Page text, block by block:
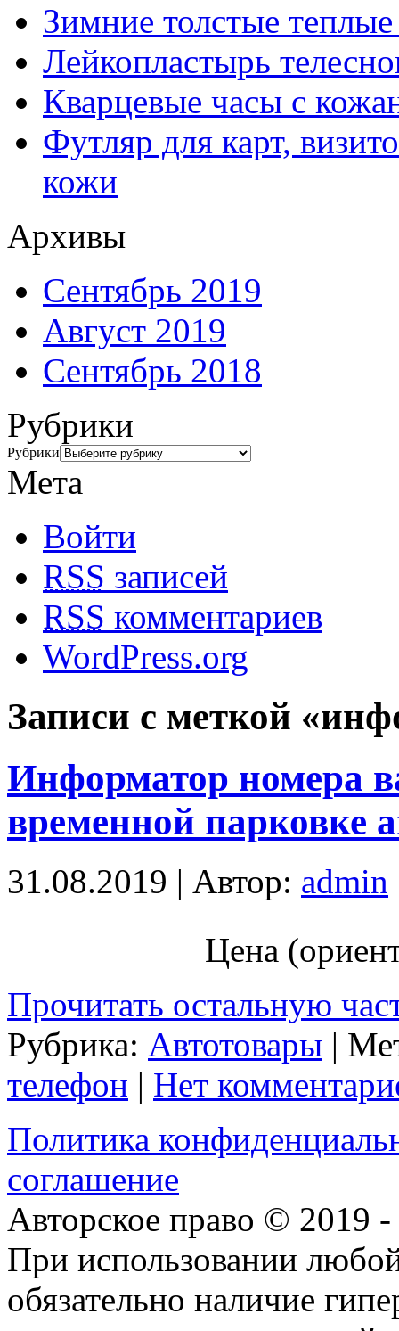
Зимние толстые
Лейкопластырь
Кварцевые часы с
Футляр для карт,
кожи
Архивы
Сентябрь 2019
Август 2019
Сентябрь 2018
Рубрики
Рубрики
Мета
Войти
RSS записей
RSS комментариев
WordPress.org
Записи с меткой
Информатор номера
временной парковке
31.08.2019 | Автор: admin
Цена
Прочитать остальную
Рубрика: Автотовары |
телефон | Нет
Политика
соглашение
Авторское право © 2019 -
При использовании
обязательно наличие